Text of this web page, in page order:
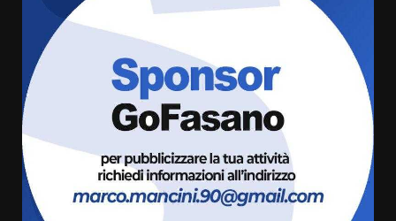
7 Agosto 2026 06:00
Fasanese ferito a colpi di arma
da fuoco
6 Agosto 2026 18:13
Carta d’identità: continua il piano
di aperture straordinarie del
Comune di Fasano